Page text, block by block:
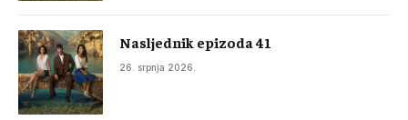
Nasljednik epizoda 41
26. srpnja 2026.